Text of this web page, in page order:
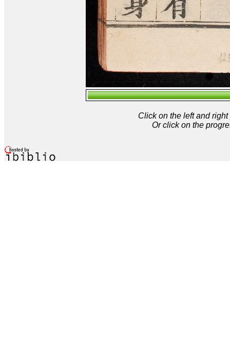
Click on the left and
Or click on the